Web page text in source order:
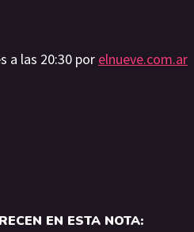
a las 20:30 por elnueve.com.ar
EN ESTA NOTA: